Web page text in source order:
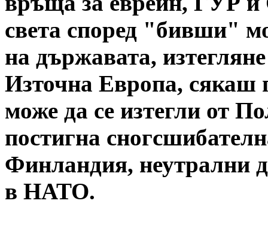
света според "бивши"
на държавата,
Източна Европа, сякаш
може да се изтегли от
постигна
Финландия, неутрални
в НАТО.